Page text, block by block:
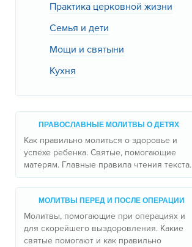
Практика церковной жизни
Семья и дети
Мощи и святыни
Кухня
ПРАВОСЛАВНЫЕ МОЛИТВЫ О ДЕТЯХ
Как правильно молиться о здоровье и
успехе ребенка. Святые, помогающие
матерям. Главные правила чтения текста.
МОЛИТВЫ ПЕРЕД И ПОСЛЕ ОПЕРАЦИИ
Молитвы, помогающие при операциях и
для скорейшего выздоровления. Какие
святые помогают и как правильно